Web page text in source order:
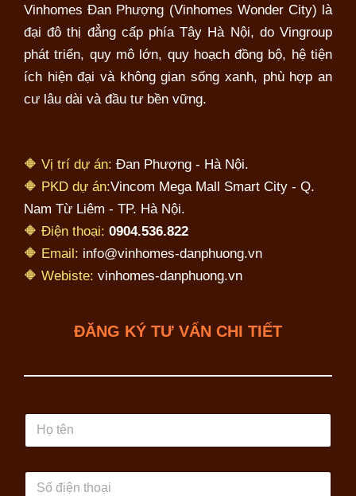
Vinhomes Đan Phượng (Vinhomes Wonder City) là
đại đô thị đẳng cấp phía Tây Hà Nội, do Vingroup
phát triển, quy mô lớn, quy hoạch đồng bộ, hệ tiện
ích hiện đại và không gian sống xanh, phù hợp an
cư lâu dài và đầu tư bền vững.
🔶 Vị trí dự án: Đan Phượng - Hà Nội.
🔶 PKD dự án:Vincom Mega Mall Smart City - Q.
Nam Từ Liêm - TP. Hà Nội.
🔶 Điện thoại: 0904.536.822
🔶 Email: info@vinhomes-danphuong.vn
🔶 Webiste: vinhomes-danphuong.vn
ĐĂNG KÝ TƯ VẤN CHI TIẾT
H
t
S